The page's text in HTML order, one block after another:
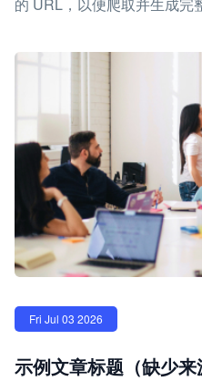
Fri Jul 03 2026
示例文章标题（缺少来